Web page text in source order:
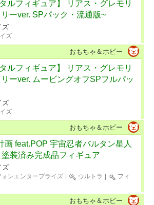
ルフィギュア】 リアス・グレモリ
ーver. SPパック・流通版~
ズ
ズ
おもちゃ＆ホビー
ルフィギュア】 リアス・グレモリ
ーver. ムービングオフSPフルパッ
ズ
ズ
おもちゃ＆ホビー
画 feat.POP 宇宙忍者バルタン星人
装済み完成品フィギュア
ズ
ォンエンタープライズ ウルトラ
フィ
おもちゃ＆ホビー